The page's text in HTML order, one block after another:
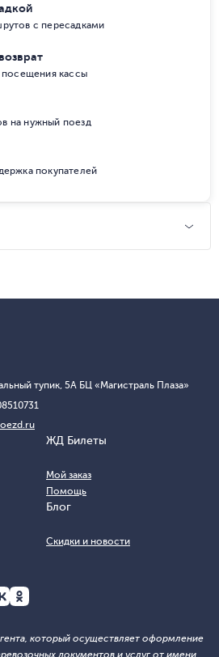
с пересадками
посещения кассы
на нужный поезд
покупателей
тупик, 5А БЦ «Магистраль Плаза»
ЖД Билеты
Мой заказ
Помощь
Блог
Скидки и новости
который осуществляет оформление
документов и услуг от имени